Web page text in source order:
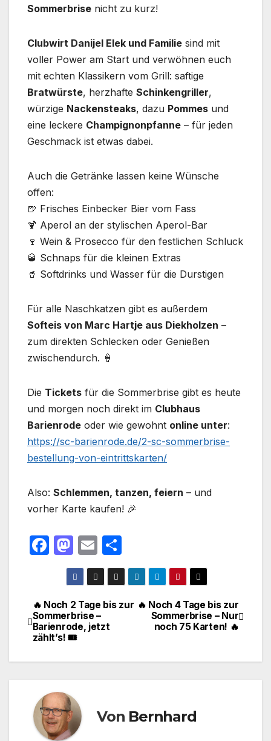
Sommerbrise nicht zu kurz!
Clubwirt Danijel Elek und Familie sind mit
voller Power am Start und verwöhnen euch
mit echten Klassikern vom Grill: saftige
Bratwürste, herzhafte Schinkengriller,
würzige Nackensteaks, dazu Pommes und
eine leckere Champignonpfanne – für jeden
Geschmack ist etwas dabei.
Auch die Getränke lassen keine Wünsche
offen:
🍺 Frisches Einbecker Bier vom Fass
🍹 Aperol an der stylischen Aperol-Bar
🍷 Wein & Prosecco für den festlichen Schluck
🥃 Schnaps für die kleinen Extras
🥤 Softdrinks und Wasser für die Durstigen
Für alle Naschkatzen gibt es außerdem
Softeis von Marc Hartje aus Diekholzen –
zum direkten Schlecken oder Genießen
zwischendurch. 🍦
Die Tickets für die Sommerbrise gibt es heute
und morgen noch direkt im Clubhaus
Barienrode oder wie gewohnt online unter:
https://sc-barienrode.de/2-sc-sommerbrise-
bestellung-von-eintrittskarten/
Also: Schlemmen, tanzen, feiern – und
vorher Karte kaufen! 🎉
F
e
b
o
o
M
a
st
o
d
o
n
E
m
ail
ei
le
n
Beitragsnavigation
🔥 Noch 4 Tage bis zur
Sommerbrise – Nur
noch 75 Karten! 🔥
🔥 Noch 2 Tage bis zur
Sommerbrise –
Barienrode, jetzt
zählt’s! 🎟️
Von Bernhard